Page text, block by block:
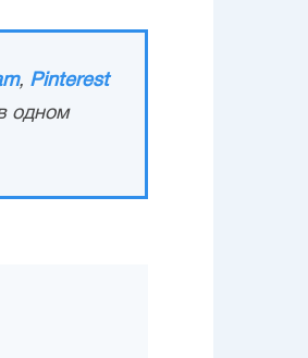
, Pinterest
одном